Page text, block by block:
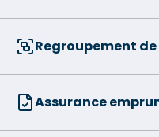
Regroupement
Assurance